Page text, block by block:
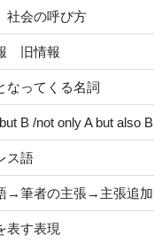
社会の呼び方
旧情報
なってくる名詞
B /not only A but also B
ス語
→筆者の主張→主張追加
表す表現